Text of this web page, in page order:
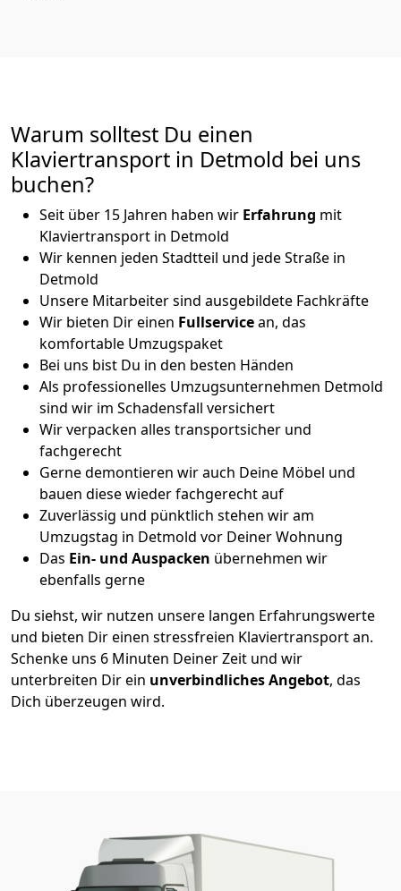
Warum solltest Du einen
Klaviertransport in Detmold bei uns
buchen?
Seit über 15 Jahren haben wir Erfahrung mit
Klaviertransport in Detmold
Wir kennen jeden Stadtteil und jede Straße in
Detmold
Unsere Mitarbeiter sind ausgebildete Fachkräfte
Wir bieten Dir einen Fullservicean, das
komfortable Umzugspaket
Bei uns bist Du in den besten Händen
Als professionelles Umzugsunternehmen Detmold
sind wir im Schadensfall versichert
Wir verpacken alles transportsicher und
fachgerecht
Gerne demontieren wir auch Deine Möbel und
bauen diese wieder fachgerecht auf
Zuverlässig und pünktlich stehen wir am
Umzugstag in Detmold vor Deiner Wohnung
Das Ein- und Auspacken übernehmen wir
ebenfalls gerne
Du siehst, wir nutzen unsere langen Erfahrungswerte
und bieten Dir einen stressfreien Klaviertransport an.
Schenke uns 6 Minuten Deiner Zeit und wir
unterbreiten Dir ein unverbindliches Angebot, das
Dich überzeugen wird.